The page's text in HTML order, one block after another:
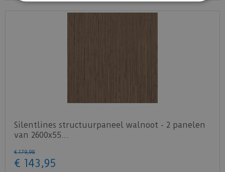
Silentlines structuurpaneel walnoot - 2 panelen
van 2600x55…
€ 179,98
€ 143 ,95